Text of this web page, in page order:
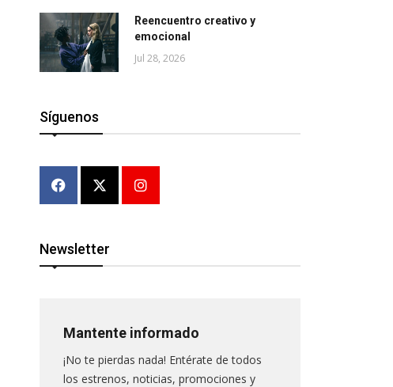
Reencuentro creativo y
emocional
Jul 28, 2026
Síguenos
Newsletter
Mantente informado
¡No te pierdas nada! Entérate de todos
los estrenos, noticias, promociones y